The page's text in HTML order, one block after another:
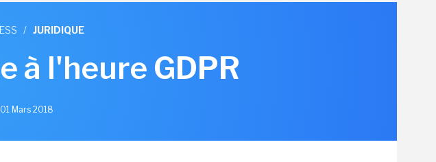
/ JURIDIQUE
à l'heure GDPR
Mars 2018